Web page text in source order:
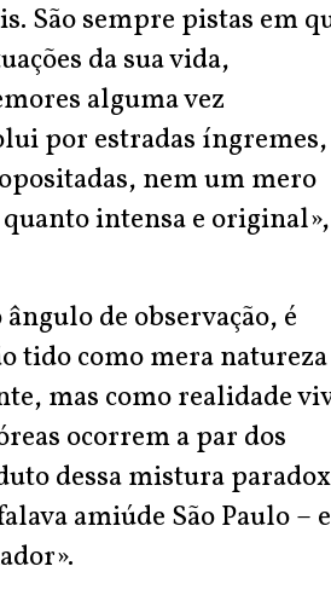
São sempre pistas em
da sua vida,
alguma vez
por estradas íngremes,
nem um mero
intensa e original»,
de observação, é
tido como mera natureza
mas como realidade
ocorrem a par dos
dessa mistura
amiúde São Paulo –